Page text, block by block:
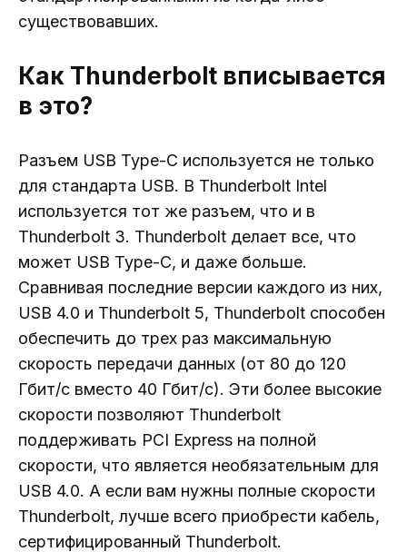
существовавших.
Как Thunderbolt вписывается
в это?
Разъем USB Type-C используется не только
для стандарта USB. В Thunderbolt Intel
используется тот же разъем, что и в
Thunderbolt 3. Thunderbolt делает все, что
может USB Type-C, и даже больше.
Сравнивая последние версии каждого из них,
USB 4.0 и Thunderbolt 5, Thunderbolt способен
обеспечить до трех раз максимальную
скорость передачи данных (от 80 до 120
Гбит/с вместо 40 Гбит/с). Эти более высокие
скорости позволяют Thunderbolt
поддерживать PCI Express на полной
скорости, что является необязательным для
USB 4.0. А если вам нужны полные скорости
Thunderbolt, лучше всего приобрести кабель,
сертифицированный Thunderbolt.